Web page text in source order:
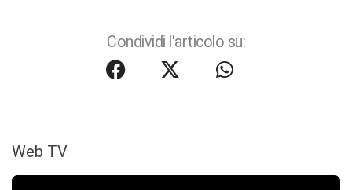
Condividi l'articolo su:
Web TV